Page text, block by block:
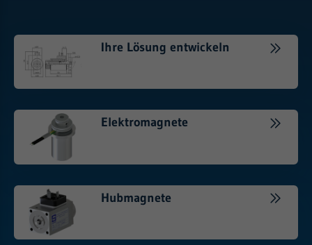
Ihre Lösung entwickeln
Elektromagnete
Hubmagnete